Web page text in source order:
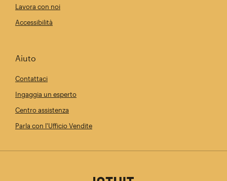
Lavora con noi
Accessibilità
Aiuto
Contattaci
Ingaggia un esperto
Centro assistenza
Parla con l'Ufficio Vendite